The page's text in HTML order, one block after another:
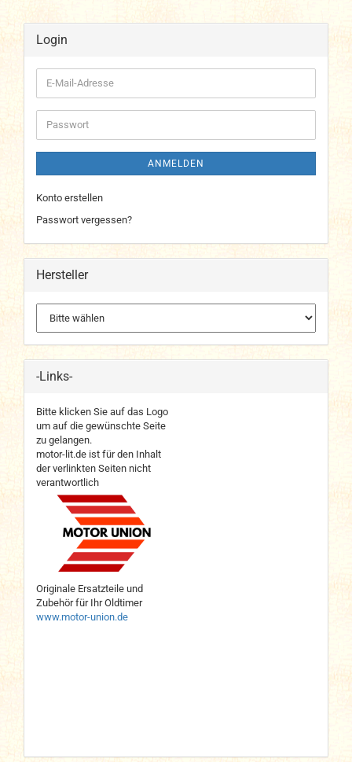
Login
E-
Mail-
Adresse
Passwort
ANMELDEN
Konto erstellen
Passwort vergessen?
Hersteller
-Links-
Bitte klicken Sie auf das Logo
um auf die gewünschte Seite
zu gelangen.
motor-lit.de ist für den Inhalt
der verlinkten Seiten nicht
verantwortlich
Originale Ersatzteile und
Zubehör für Ihr Oldtimer
www.motor-union.de